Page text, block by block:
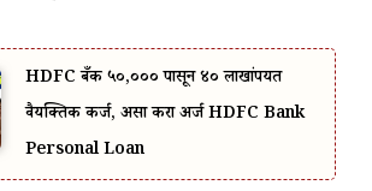
HDFC बँक ₹५०,००० पासून ₹४० लाखांपर्यंत
वैयक्तिक कर्ज, असा करा अर्ज HDFC Bank
Personal Loan